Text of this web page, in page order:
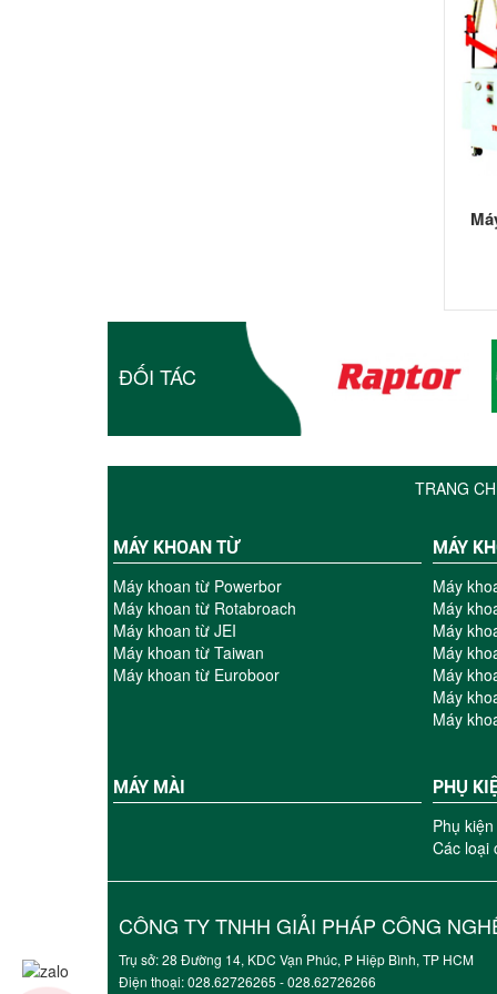
ĐỐI TÁC
TRANG
MÁY KHOAN TỪ
Máy khoan từ Powerbor
Máy khoan từ Rotabroach
Máy khoan từ JEI
Máy khoan từ Taiwan
Máy khoan từ Euroboor
MÁY
Máy
Máy
Máy
Máy
Máy
Máy
Máy
MÁY MÀI PHỤ
Phụ
Các loại
CÔNG TY TNHH GIẢI PHÁP CÔNG
Trụ sở: 28 Đường 14, KDC Vạn Phúc, P Hiệp Bình, TP HCM
Điện thoại: 028.62726265 -